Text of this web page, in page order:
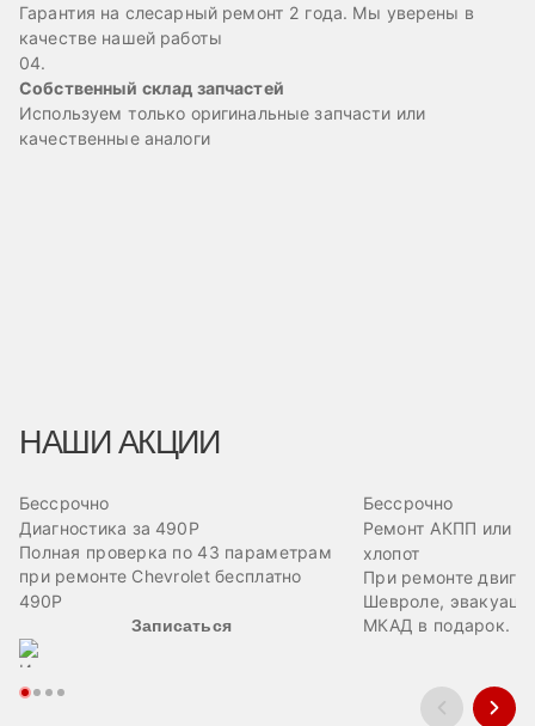
Гарантия на слесарный ремонт 2 года. Мы уверены в
качестве нашей работы
04.
Собственный склад запчастей
Используем только оригинальные запчасти или
качественные аналоги
НАШИ АКЦИИ
Бессрочно
Диагностика за 490Р
Полная проверка по 43 параметрам
при ремонте Chevrolet бесплатно
490Р
Записаться
Бессрочно
Ремонт АКПП или
хлопот
При ремонте
Шевроле,
МКАД в подарок.